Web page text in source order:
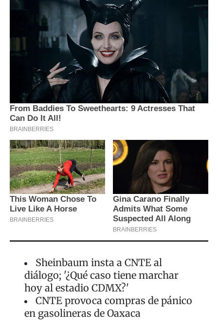
Sheinbaum insta a CNTE al
diálogo; '¿Qué caso tiene marchar
hoy al estadio CDMX?'
CNTE provoca compras de pánico
en gasolineras de Oaxaca